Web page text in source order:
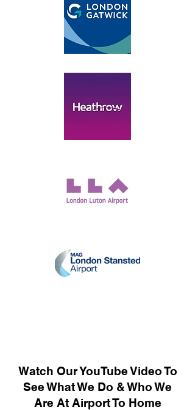
Watch Our YouTube Video To
See What We Do & Who We
Are At Airport To Home